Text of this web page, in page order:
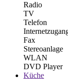
Radio
TV
Telefon
Fax
Stereoanlage
WLAN
DVD Player
Küche